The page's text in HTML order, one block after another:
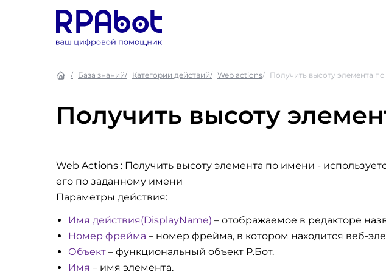
База знаний Категории действий Web actions Получить высоту элемента
Получить высоту
Web Actions : Получить высоту элемента по имени -
его по заданному имени
Параметры действия:
Имя действия(DisplayName) – отображаемое в редакторе
Номер фрейма – номер фрейма, в котором находится веб-
Объект – функциональный объект Р.Бот.
Имя – имя элемента.